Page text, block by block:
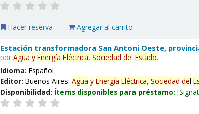
Hacer reserva Agregar al carrito
Estación transformadora San Antoni Oeste,
porAgua y Energía Eléctrica, Sociedad delEstado.
Idioma:Español
Editor:Buenos Aires:Agua y Energía Eléctrica, Sociedad del
Disponibilidad: Ítems disponibles para préstamo: